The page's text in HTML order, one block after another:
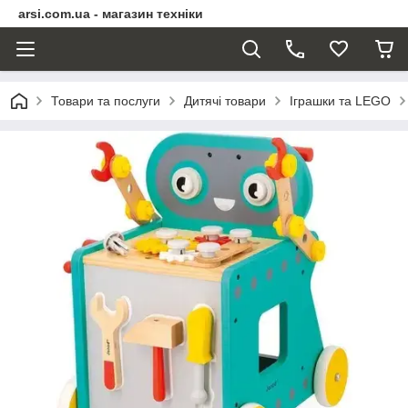
arsi.com.ua - магазин техніки
Товари та послуги Дитячі товари Іграшки та LEGO